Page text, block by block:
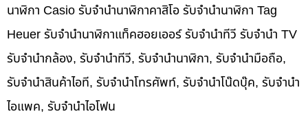
นาฬิกา Casio รับจำนำนาฬิกาคาสิโอ รับจำนำนาฬิกา Tag
Heuer รับจำนำนาฬิกาแท็คฮอยเออร์ รับจำนำทีวี รับจำนำ TV
รับจำนำกล้อง, รับจำนำทีวี, รับจำนำนาฬิกา, รับจำนำมือถือ,
รับจำนำสินค้าไอที, รับจำนำโทรศัพท์, รับจำนำโน๊ดบุ๊ค, รับจำนำ
ไอแพค, รับจำนำไอโฟน